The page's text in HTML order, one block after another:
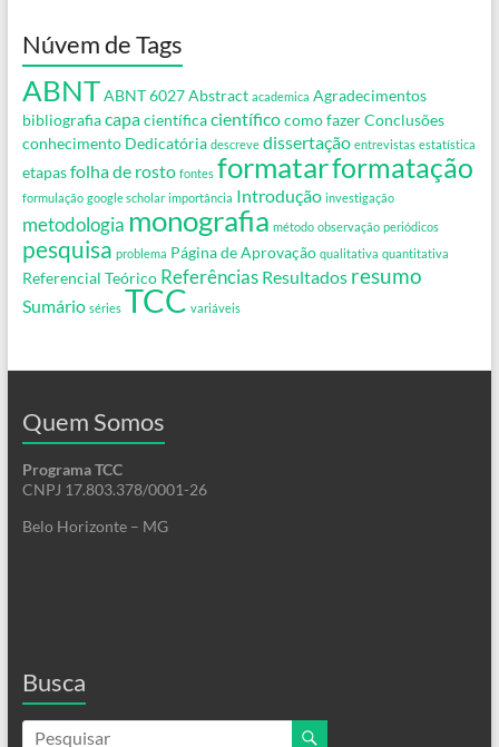
Núvem de Tags
ABNTABNT 6027Abstract academica Agradecimentos
bibliografiacapacientíficacientíficocomo fazerConclusões
conhecimento Dedicatória descreve dissertação entrevistas estatística
etapasfolha de rosto fontes formatarformatação
formulação google scholar importância Introdução investigação
metodologia monografia método observação periódicos
pesquisa problema Página de Aprovação qualitativa quantitativa
Referencial Teórico Referências Resultados resumo
Sumário séries TCC variáveis
Quem Somos
Programa TCC
CNPJ 17.803.378/0001-26
Belo Horizonte – MG
Busca